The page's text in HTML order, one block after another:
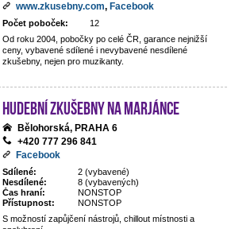
www.zkusebny.com, Facebook
Počet poboček:
12
Od roku 2004, pobočky po celé ČR, garance nejnižší
ceny, vybavené sdílené i nevybavené nesdílené
zkušebny, nejen pro muzikanty.
Hudební zkušebny Na Marjánce
Bělohorská, PRAHA 6
+420 777 296 841
Facebook
Sdílené:
2 (vybavené)
Nesdílené:
8 (vybavených)
Čas hraní:
NONSTOP
Přístupnost:
NONSTOP
S možností zapůjčení nástrojů, chillout místnosti a